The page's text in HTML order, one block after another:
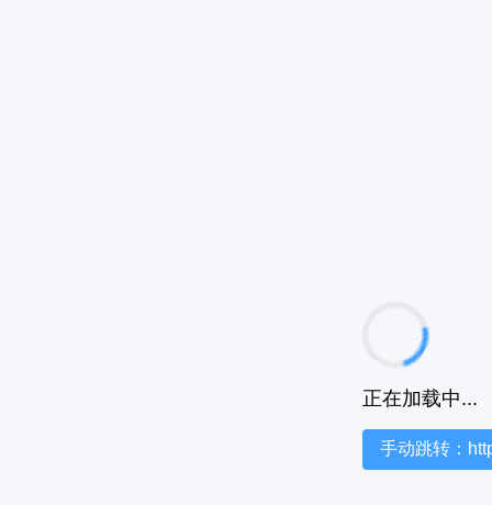
正在加载中...
手动跳转：